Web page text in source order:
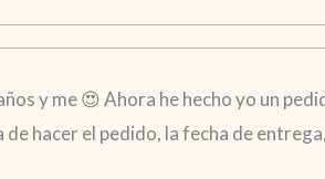
y me 😍 Ahora he hecho yo un
hacer el pedido, la fecha de